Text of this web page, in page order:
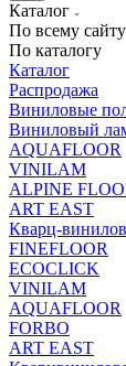
Каталог
По всему сайту
По каталогу
Каталог
Распродажа
Виниловые
Виниловый
AQUAFLOOR
VINILAM
ALPINE
ART EAST
Кварц-
FINEFLOOR
ECOCLICK
VINILAM
AQUAFLOOR
FORBO
ART EAST